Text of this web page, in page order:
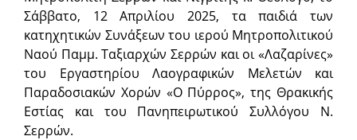
Σάββατο, 12 Απριλίου 2025, τα παιδιά των
κατηχητικών Συνάξεων του ιερού Μητροπολιτικού
Ναού Παμμ. Ταξιαρχών Σερρών και οι «Λαζαρίνες»
του Εργαστηρίου Λαογραφικών Μελετών και
Παραδοσιακών Χορών «Ο Πύρρος», της Θρακικής
Εστίας και του Πανηπειρωτικού Συλλόγου Ν.
Σερρών.